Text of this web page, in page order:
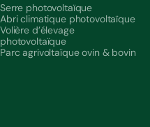
Serre photovoltaïque
Abri climatique photovoltaïque
Volière d’élevage
photovoltaïque
Parc agrivoltaïque ovin & bovin